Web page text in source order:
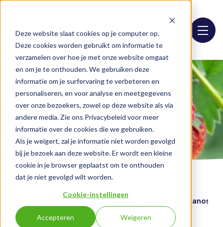
Deze website slaat cookies op je computer op.
Deze cookies worden gebruikt om informatie te
verzamelen over hoe je met onze website omgaat
en om je te onthouden. We gebruiken deze
informatie om je surfervaring te verbeteren en
personaliseren, en voor analyse en meetgegevens
over onze bezoekers, zowel op deze website als via
andere media. Zie ons Privacybeleid voor meer
informatie over de cookies die we gebruiken.
Als je weigert, zal je informatie niet worden gevolgd
bij je bezoek aan deze website. Er wordt een kleine
cookie in je browser geplaatst om te onthouden
dat je niet gevolgd wilt worden.
Cookie-instellingen
Accepteren Weigeren
Lista de surtido
Gama de productos Puré de arándanos